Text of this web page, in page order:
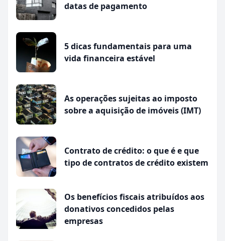
datas de pagamento
5 dicas fundamentais para uma
vida financeira estável
As operações sujeitas ao imposto
sobre a aquisição de imóveis (IMT)
Contrato de crédito: o que é e que
tipo de contratos de crédito existem
Os benefícios fiscais atribuídos aos
donativos concedidos pelas
empresas